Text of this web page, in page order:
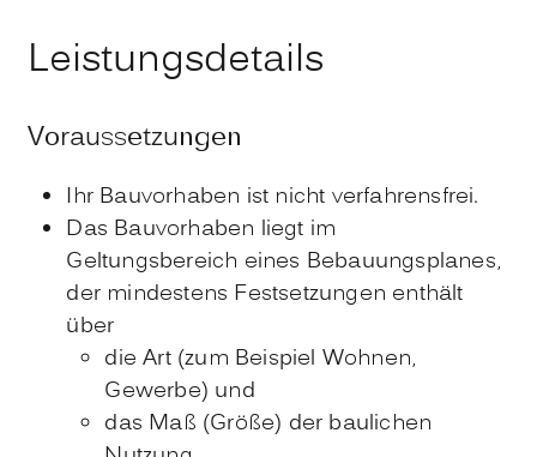
Leistungsdetails
Voraussetzungen
Ihr Bauvorhaben ist nicht verfahrensfrei.
Das Bauvorhaben liegt im
Geltungsbereich eines Bebauungsplanes,
der mindestens Festsetzungen enthält
über
die Art (zum Beispiel Wohnen,
Gewerbe) und
das Maß (Größe) der baulichen